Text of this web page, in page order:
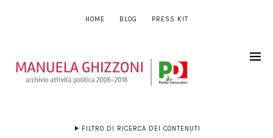
HOME BLOG PRESS KIT
FILTRO DI RICERCA DEI CONTENUTI